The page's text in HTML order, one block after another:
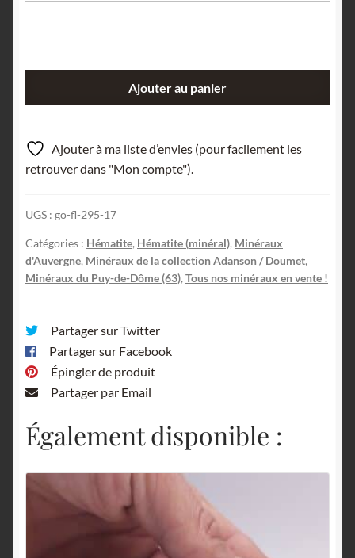
(Hématite),
Puy
de
Royat,
Puy-
de-
Dôme,
Ajouter au panier
Ajouter à ma liste d’envies (pour facilement les
retrouver dans "Mon compte").
UGS : go-fl-295-17
Catégories : Hématite, Hématite (minéral), Minéraux
d'Auvergne, Minéraux de la collection Adanson / Doumet,
Minéraux du Puy-de-Dôme (63), Tous nos minéraux en vente !
Partager sur Twitter
Partager sur Facebook
Épingler de produit
Partager par Email
Également disponible :